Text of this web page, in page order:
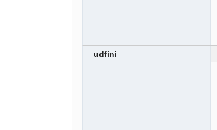
udfini